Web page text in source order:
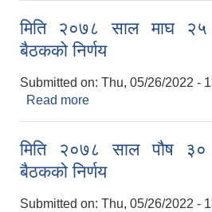
मिति २०७८ साल माघ २५
बैठकको निर्णय
Submitted on: Thu, 05/26/2022 -
Read more
मिति २०७८ साल पौष ३०
बैठकको निर्णय
Submitted on: Thu, 05/26/2022 -